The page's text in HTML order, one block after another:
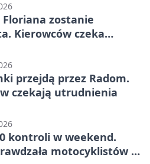
zostanie
Kierowców czeka
przejdą przez Radom.
czekają utrudnienia
kontroli w weekend.
motocyklistów w